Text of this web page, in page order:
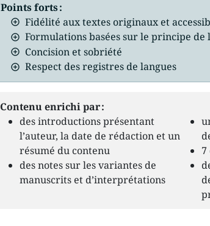
Points forts :
Fidélité aux textes originaux et
Formulations basées sur le principe de
Concision et sobriété
Respect des registres de langues
Contenu enrichi par :
des introductions présentant
l’auteur, la date de rédaction et un
résumé du contenu
des notes sur les variantes de
manuscrits et d’interprétations
7